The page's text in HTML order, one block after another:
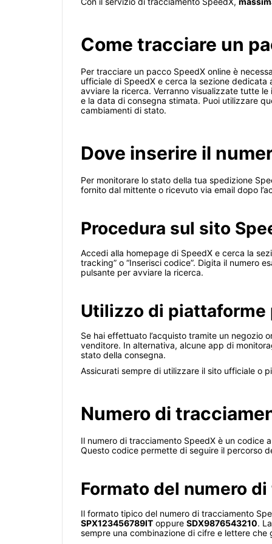
Come tracciare un
Per tracciare un pacco SpeedX online è
ufficiale di SpeedX e cerca la sezione
avviare la ricerca. Verranno visualizzate tutte
e la data di consegna stimata. Puoi utilizzare
cambiamenti di stato.
Dove inserire il
Per monitorare lo stato della tua spedizione
fornito dal mittente o ricevuto via email dopo
Procedura sul sito
Accedi alla homepage di SpeedX e cerca la
tracking” o “Inserisci codice”. Digita il numero
pulsante per avviare la ricerca.
Utilizzo di piattaforme
Se hai effettuato l’acquisto tramite un negozio
venditore. In alternativa, alcune app di
stato della consegna.
Assicurati sempre di utilizzare il sito ufficiale o
Numero di
Il numero di tracciamento SpeedX è un codice
Questo codice permette di seguire il percorso
Formato del numero
Il formato tipico del numero di tracciamento
SPX123456789IT oppure SDX9876543210.
sempre una combinazione di cifre e lettere che